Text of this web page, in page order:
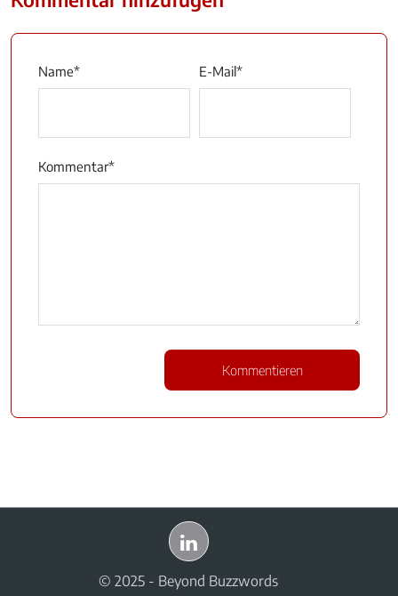
Name* E-Mail*
Kommentar*
© 2025 - Beyond Buzzwords